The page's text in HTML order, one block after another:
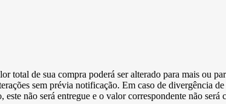
total de sua compra poderá ser alterado para mais ou
sem prévia notificação. Em caso de divergência
não será entregue e o valor correspondente não